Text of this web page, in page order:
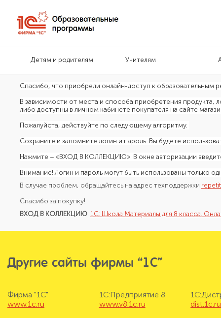
Детям и родителям Учителям
Спасибо, что приобрели онлайн-доступ к образовательным
В зависимости от места и способа приобретения продукта,
либо доступны в личном кабинете покупателя на сайте
Пожалуйста, действуйте по следующему алгоритму.
Сохраните и запомните логин и пароль. Вы будете
Нажмите – «ВХОД В КОЛЛЕКЦИЮ». В окне авторизации
Внимание! Логин и пароль могут быть использованы только
В случае проблем, обращайтесь на адрес техподдержки
Спасибо за покупку!
ВХОД В КОЛЛЕКЦИЮ: 1С: Школа Материалы для 8 класса.
Другие сайты фирмы “1С”
Фирма "1С"
www.1c.ru
1С:Предприятие 8
www.v8.1c.ru
dist.1c.ru